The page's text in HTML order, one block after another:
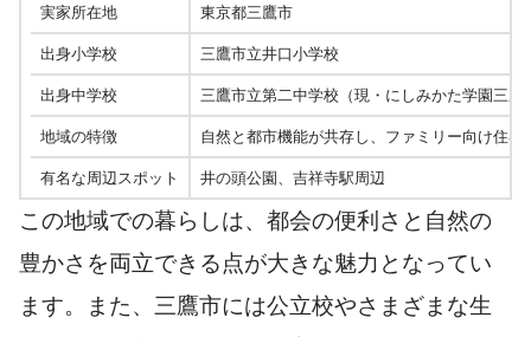
実家所在地 東京都三鷹市
出身小学校 三鷹市立井口小学校
出身中学校 三鷹市立第二中学校（現・にしみかた学園三鷹
地域の特徴 自然と都市機能が共存し、ファミリー向け住宅
有名な周辺スポット 井の頭公園、吉祥寺駅周辺
この地域での暮らしは、都会の便利さと自然の
豊かさを両立できる点が大きな魅力となってい
ます。また、三鷹市には公立校やさまざまな生